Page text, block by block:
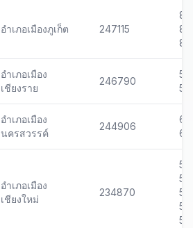
อำเภอเมืองภูเก็ต 247115
อำเภอเมือง
เชียงราย
246790
อำเภอเมือง
นครสวรรค์
244906
อำเภอเมือง
เชียงใหม่
234870